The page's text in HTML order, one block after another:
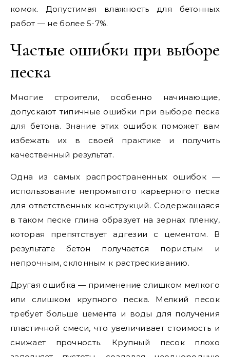
комок. Допустимая влажность для бетонных
работ — не более 5-7%.
Частые ошибки при выборе
песка
Многие строители, особенно начинающие,
допускают типичные ошибки при выборе песка
для бетона. Знание этих ошибок поможет вам
избежать их в своей практике и получить
качественный результат.
Одна из самых распространенных ошибок —
использование непромытого карьерного песка
для ответственных конструкций. Содержащаяся
в таком песке глина образует на зернах пленку,
которая препятствует адгезии с цементом. В
результате бетон получается пористым и
непрочным, склонным к растрескиванию.
Другая ошибка — применение слишком мелкого
или слишком крупного песка. Мелкий песок
требует больше цемента и воды для получения
пластичной смеси, что увеличивает стоимость и
снижает прочность. Крупный песок плохо